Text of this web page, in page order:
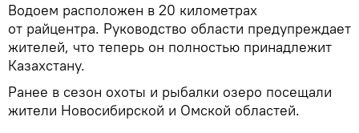
Водоем расположен в 20 километрах
от райцентра. Руководство области предупреждает
жителей, что теперь он полностью принадлежит
Казахстану.
Ранее в сезон охоты и рыбалки озеро посещали
жители Новосибирской и Омской областей.